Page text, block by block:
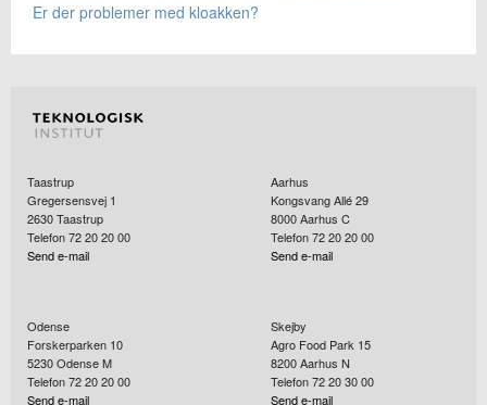
Er der problemer med kloakken?
Taastrup
Gregersensvej 1
2630Taastrup
Telefon 72 20 20 00
Send e-mail
Aarhus
Kongsvang Allé 29
8000Aarhus C
Telefon 72 20 20 00
Send e-mail
Odense
Forskerparken 10
5230Odense M
Telefon 72 20 20 00
Send e-mail
Skejby
Agro Food Park 15
8200Aarhus N
Telefon 72 20 30 00
Send e-mail